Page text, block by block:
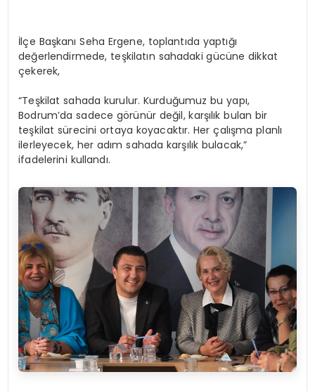
İlçe Başkanı Seha Ergene, toplantıda yaptığı
değerlendirmede, teşkilatın sahadaki gücüne dikkat
çekerek,
“Teşkilat sahada kurulur. Kurduğumuz bu yapı,
Bodrum’da sadece görünür değil, karşılık bulan bir
teşkilat sürecini ortaya koyacaktır. Her çalışma planlı
ilerleyecek, her adım sahada karşılık bulacak,”
ifadelerini kullandı.